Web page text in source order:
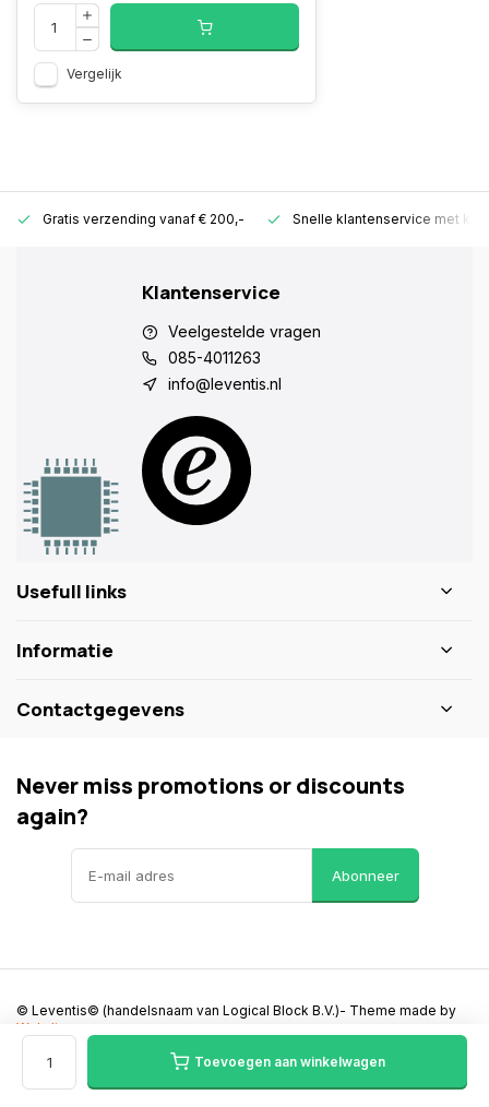
Toevoegen aan winkelwagen
Vergelijk
Gratis verzending vanaf € 200,- Snelle klantenservice met
Klantenservice
Veelgestelde vragen
085-4011263
info@leventis.nl
Usefull links
Informatie
Contactgegevens
Never miss promotions or discounts
again?
Abonneer
Algemene voorwaarden Disclaimer Privacy Beleid
© Leventis© (handelsnaam van Logical Block B.V.)- Theme made by
Webdinge